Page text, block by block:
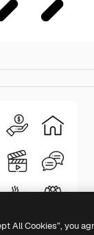
All Cookies”, you